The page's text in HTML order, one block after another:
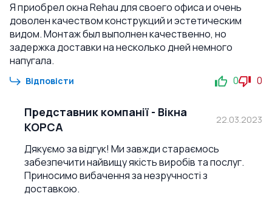
Я приобрел окна Rehau для своего офиса и очень
доволен качеством конструкций и эстетическим
видом. Монтаж был выполнен качественно, но
задержка доставки на несколько дней немного
напугала.
Відповісти 0 0
Представник компанії - Вікна
КОРСА
22.03.2023
Дякуємо за відгук! Ми завжди стараємось
забезпечити найвищу якість виробів та послуг.
Приносимо вибачення за незручності з
доставкою.